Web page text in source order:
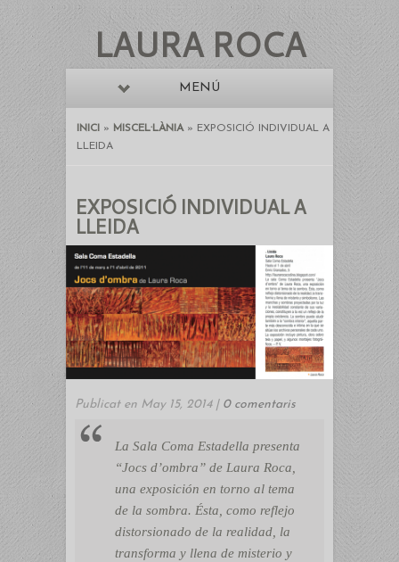
LAURA ROCA
MENÚ
INICI » MISCEL·LÀNIA » EXPOSICIÓ INDIVIDUAL A
LLEIDA
EXPOSICIÓ INDIVIDUAL A
LLEIDA
Publicat en May 15, 2014 | 0 comentaris
La Sala Coma Estadella presenta
“Jocs d’ombra” de Laura Roca,
una exposición en torno al tema
de la sombra. Ésta, como reflejo
distorsionado de la realidad, la
transforma y llena de misterio y